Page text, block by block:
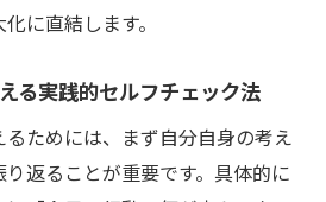
ストーリー設計のポイントとは
もたらす変化とは
に直結します。
る実践的セルフチェック法
ためには、まず自分自身の考え
返ることが重要です。具体的に